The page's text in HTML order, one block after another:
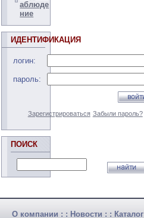
аблюде
ние
ИДЕНТИФИКАЦИЯ
логин:
пароль:
Зарегистрироваться Забыли пароль?
ПОИСК
О компании : : Новости : : Каталог